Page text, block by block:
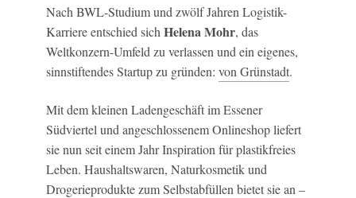
Nach BWL-Studium und zwölf Jahren Logistik-
Karriere entschied sich Helena Mohr, das
Weltkonzern-Umfeld zu verlassen und ein eigenes,
sinnstiftendes Startup zu gründen: von Grünstadt.
Mit dem kleinen Ladengeschäft im Essener
Südviertel und angeschlossenem Onlineshop liefert
sie nun seit einem Jahr Inspiration für plastikfreies
Leben. Haushaltswaren, Naturkosmetik und
Drogerieprodukte zum Selbstabfüllen bietet sie an –